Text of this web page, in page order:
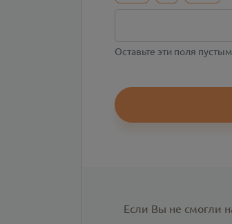
Оставьте эти поля
Если Вы не смогли